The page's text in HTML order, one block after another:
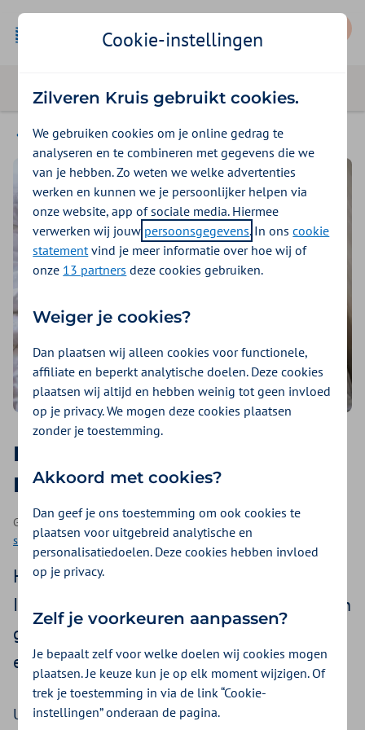
Magazine
Femke slaapt al jaren slecht.
Dit is wat dat met haar doet
Geplaatst op 11 mei 2022 | Een podcast als onderdeel van
slapen| 18 minuten luisteren
Hoe ga je gezonder leven in kleine stapjes?
In de podcastserie Beter in je vel gaan we in
gesprek met ervaringsdeskundigen en
experts op het gebied van slaap.
Uren woelen en de slaap niet kunnen vatten,
Cookie-instellingen
Zilveren Kruis gebruikt cookies.
We gebruiken cookies om je online gedrag te
analyseren en te combineren met gegevens die we
van je hebben. Zo weten we welke advertenties
werken en kunnen we je persoonlijker helpen via
onze website, app of sociale media. Hiermee
verwerken wij jouw persoonsgegevens. In onscookie
statementvind je meer informatie over hoe wij of
onze 13 partners deze cookies gebruiken.
Weiger je cookies?
Dan plaatsen wij alleen cookies voor functionele,
affiliate en beperkt analytische doelen. Deze cookies
plaatsen wij altijd en hebben weinig tot geen invloed
op je privacy. We mogen deze cookies plaatsen
zonder je toestemming.
Akkoord met cookies?
Dan geef je ons toestemming om ook cookies te
plaatsen voor uitgebreid analytische en
personalisatiedoelen. Deze cookies hebben invloed
op je privacy.
Zelf je voorkeuren aanpassen?
Je bepaalt zelf voor welke doelen wij cookies mogen
plaatsen. Je keuze kun je op elk moment wijzigen. Of
trek je toestemming in via de link “Cookie-
instellingen” onderaan de pagina.